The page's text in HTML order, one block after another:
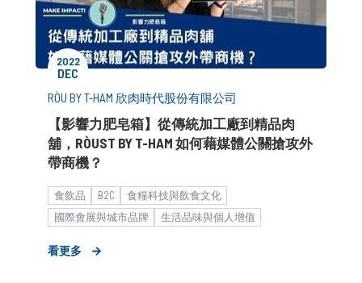
2022
DEC
RÒU BY T-HAM 欣肉時代股份有限公司
【影響力肥皂箱】從傳統加工廠到精品肉
舖，RÒUST BY T-HAM 如何藉媒體公關搶攻外
帶商機？
食飲品 B2C
食糧科技與飲食文化
國際會展與城市品牌
生活品味與個人增值
形象資產建立
看更多